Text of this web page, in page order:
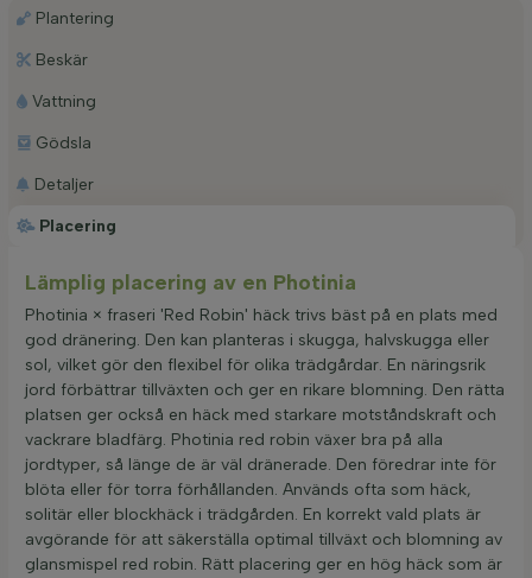
Placering
Plantering
Beskär
Vattning
Gödsla
Detaljer
Lämplig placering av en Photinia
Photinia × fraseri 'Red Robin' häck trivs bäst på en plats med
god dränering. Den kan planteras i skugga, halvskugga eller
sol, vilket gör den flexibel för olika trädgårdar. En näringsrik
jord förbättrar tillväxten och ger en rikare blomning. Den rätta
platsen ger också en häck med starkare motståndskraft och
vackrare bladfärg. Photinia red robin växer bra på alla
jordtyper, så länge de är väl dränerade. Den föredrar inte för
blöta eller för torra förhållanden. Används ofta som häck,
solitär eller blockhäck i trädgården. En korrekt vald plats är
avgörande för att säkerställa optimal tillväxt och blomning av
glansmispel red robin. Rätt placering ger en hög häck som är